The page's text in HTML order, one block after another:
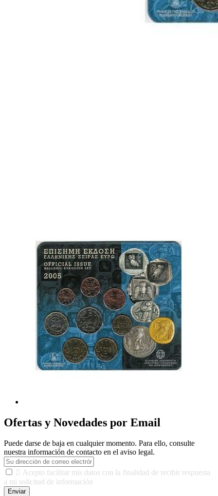
Ofertas y Novedades por Email
Puede darse de baja en cualquier momento. Para ello, consulte
nuestra información de contacto en el aviso legal.
 Acepto facilitar mis datos con la finalidad de recibir respuesta
a mi solicitud de información
Enviar